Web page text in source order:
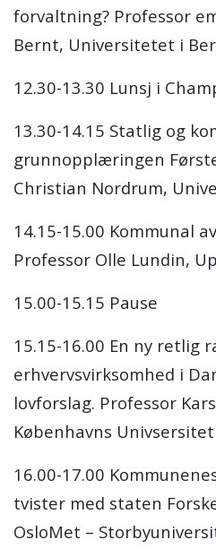
forvaltning? Professor
Bernt, Universitetet i
12.30-13.30 Lunsj i
13.30-14.15 Statlig og
grunnopplæringen
Christian Nordrum,
14.15-15.00 Kommunal
Professor Olle Lundin,
15.00-15.15 Pause
15.15-16.00 En ny retlig
erhvervsvirksomhed i
lovforslag. Professor
Københavns Univsersitet
16.00-17.00
tvister med staten
OsloMet –